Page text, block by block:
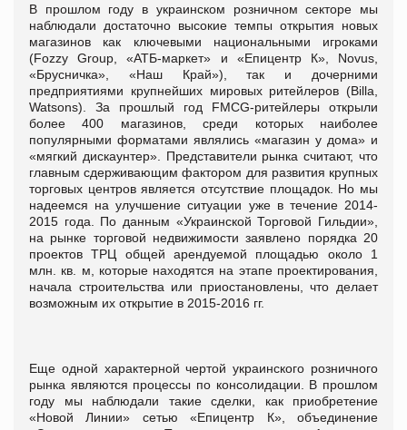
В прошлом году в украинском розничном секторе мы
наблюдали достаточно высокие темпы открытия новых
магазинов как ключевыми национальными игроками
(Fozzy Group, «АТБ-маркет» и «Епицентр К», Novus,
«Брусничка», «Наш Край»), так и дочерними
предприятиями крупнейших мировых ритейлеров (Billa,
Watsons). За прошлый год FMCG-ритейлеры открыли
более 400 магазинов, среди которых наиболее
популярными форматами являлись «магазин у дома» и
«мягкий дискаунтер». Представители рынка считают, что
главным сдерживающим фактором для развития крупных
торговых центров является отсутствие площадок. Но мы
надеемся на улучшение ситуации уже в течение 2014-
2015 года. По данным «Украинской Торговой Гильдии»,
на рынке торговой недвижимости заявлено порядка 20
проектов ТРЦ общей арендуемой площадью около 1
млн. кв. м, которые находятся на этапе проектирования,
начала строительства или приостановлены, что делает
возможным их открытие в 2015-2016 гг.
Еще одной характерной чертой украинского розничного
рынка являются процессы по консолидации. В прошлом
году мы наблюдали такие сделки, как приобретение
«Новой Линии» сетью «Епицентр К», объединение